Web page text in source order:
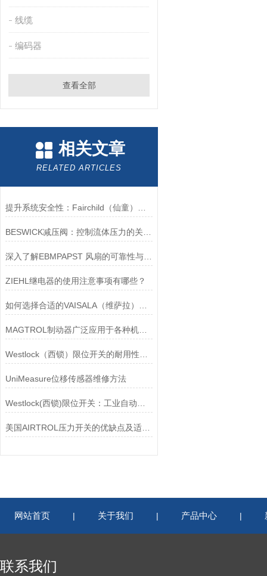
线缆
编码器
查看全部
相关文章
RELATED ARTICLES
深入了解EBMPAPST 风扇的可靠性与耐用性
ZIEHL继电器的使用注意事项有哪些？
MAGTROL制动器广泛应用于各种机械设备和交通工具中
UniMeasure位移传感器维修方法
美国AIRTROL压力开关的优缺点及适用范围讲解
网站首页 | 关于我们 | 产品中心 |
联系我们